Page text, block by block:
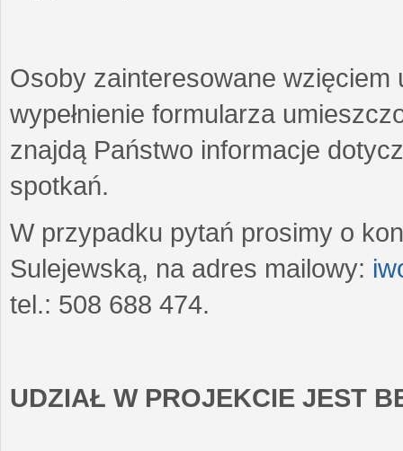
Osoby zainteresowane wzięciem
wypełnienie formularza
znajdą Państwo informacje
spotkań.
W przypadku pytań prosimy o
Sulejewską, na adres mailowy:
tel.: 508 688 474.
UDZIAŁ W PROJEKCIE JEST